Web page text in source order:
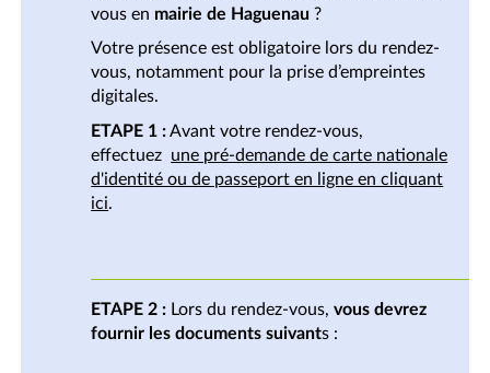
vous en mairie de Haguenau?
Votre présence est obligatoire lors du rendez-
vous, notamment pour la prise d’empreintes
digitales.
ETAPE 1 :Avant votre rendez-vous,
effectuez une pré-demande de carte nationale
d'identité ou de passeport en ligne en cliquant
ici.
ETAPE 2 : Lors du rendez-vous,vous devrez
fournir les documents suivants :